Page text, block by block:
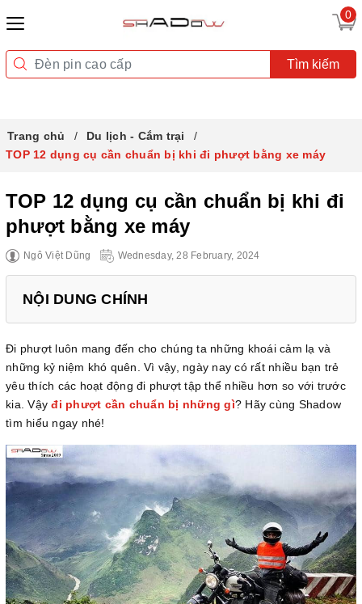
0
Tìm kiếm
Trang chủ
Du lịch - Cắm trại
TOP 12 dụng cụ cần chuẩn bị khi đi phượt bằng xe máy
TOP 12 dụng cụ cần chuẩn bị khi đi
phượt bằng xe máy
Ngô Việt Dũng Wednesday, 28 February, 2024
NỘI DUNG CHÍNH
Đi phượt luôn mang đến cho chúng ta những khoái cảm lạ và
những kỷ niệm khó quên. Vì vậy, ngày nay có rất nhiều bạn trẻ
yêu thích các hoạt động đi phượt tập thể nhiều hơn so với trước
kia. Vậyđi phượt cần chuẩn bị những gì? Hãy cùng Shadow
tìm hiểu ngay nhé!